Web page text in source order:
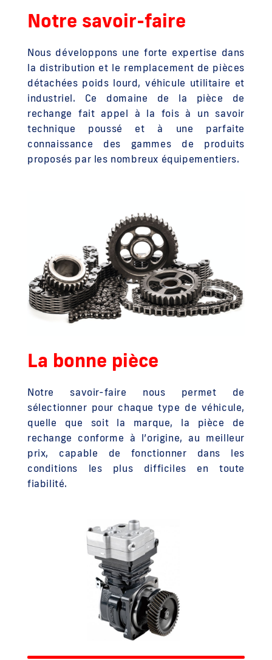
Notre savoir-faire
Nous développons une forte expertise dans
la distribution et le remplacement de pièces
détachées poids lourd, véhicule utilitaire et
industriel. Ce domaine de la pièce de
rechange fait appel à la fois à un savoir
technique poussé et à une parfaite
connaissance des gammes de produits
proposés par les nombreux équipementiers.
La bonne pièce
Notre savoir-faire nous permet de
sélectionner pour chaque type de véhicule,
quelle que soit la marque, la pièce de
rechange conforme à l’origine, au meilleur
prix, capable de fonctionner dans les
conditions les plus difficiles en toute
fiabilité.